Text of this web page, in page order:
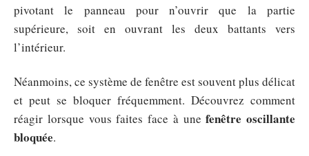
pivotant le panneau pour n’ouvrir que la partie
supérieure, soit en ouvrant les deux battants vers
l’intérieur.
Néanmoins, ce système de fenêtre est souvent plus délicat
et peut se bloquer fréquemment. Découvrez comment
réagir lorsque vous faites face à unefenêtre oscillante
bloquée.